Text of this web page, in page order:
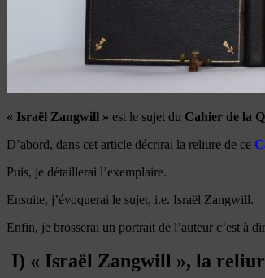
« Israël Zangwill » est le sujet du Cahier de la
D’abord, dans cet article décrirai la reliure de ce
Puis, je détaillerai l’exemplaire.
Ensuite, j’évoquerai le sujet, i.e. Israël Zangwill.
Enfin, je brosserai un portrait de l’auteur c’est à
I) « Israël Zangwill », la